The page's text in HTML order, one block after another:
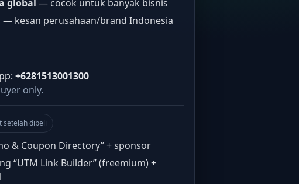
global — cocok untuk banyak bisnis
— kesan perusahaan/brand Indonesia
+6281513001300
only.
setelah dibeli
& Coupon Directory” + sponsor
“UTM Link Builder” (freemium) +